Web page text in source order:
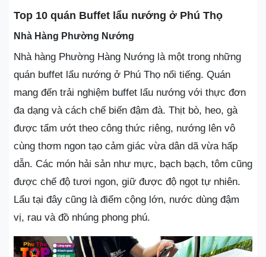
Top 10 quán Buffet lẩu nướng ở Phú Thọ
Nhà Hàng Phường Nướng
Nhà hàng Phường Hàng Nướng là một trong những
quán buffet lẩu nướng ở Phú Thọ nổi tiếng. Quán
mang đến trải nghiệm buffet lẩu nướng với thực đơn
đa dạng và cách chế biến đậm đà. Thịt bò, heo, gà
được tẩm ướt theo công thức riêng, nướng lên vô
cùng thơm ngon tạo cảm giác vừa dân dã vừa hấp
dẫn. Các món hải sản như mực, bạch bạch, tôm cũng
được chế độ tươi ngon, giữ được độ ngọt tự nhiên.
Lẩu tại đây cũng là điểm cộng lớn, nước dùng đậm
vị, rau và đồ nhúng phong phú.